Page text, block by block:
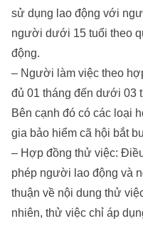
sử dụng lao động với
người dưới 15 tuổi theo
động.
– Người làm việc theo
đủ 01 tháng đến dưới 03
Bên cạnh đó có các loại
gia bảo hiểm cã hội bắt
– Hợp đồng thử việc:
phép người lao động và
thuận về nội dung thử
nhiên, thử việc chỉ áp